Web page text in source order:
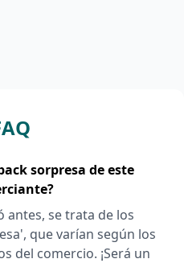
sorpresa de este
antes, se trata de los
que varían según los
del comercio. ¡Será un